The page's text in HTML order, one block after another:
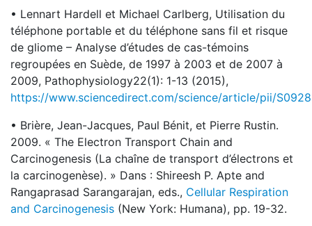
• Lennart Hardell et Michael Carlberg, Utilisation du
téléphone portable et du téléphone sans fil et risque
de gliome – Analyse d’études de cas-témoins
regroupées en Suède, de 1997 à 2003 et de 2007 à
2009, Pathophysiology22(1): 1-13 (2015),
https://www.sciencedirect.com/science/article/pii/
• Brière, Jean-Jacques, Paul Bénit, et Pierre Rustin.
2009. « The Electron Transport Chain and
Carcinogenesis (La chaîne de transport d’électrons et
la carcinogenèse). » Dans : Shireesh P. Apte and
Rangaprasad Sarangarajan, eds., Cellular Respiration
and Carcinogenesis (New York: Humana), pp. 19-32.